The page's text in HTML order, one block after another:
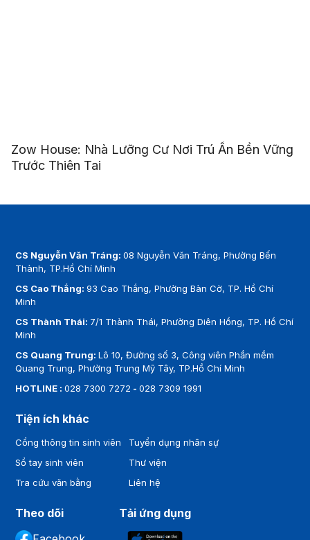
Zow House: Nhà Lưỡng Cư Nơi Trú Ẩn Bền Vững
Trước Thiên Tai
CS Nguyễn Văn Tráng:08 Nguyễn Văn Tráng, Phường Bến
Thành, TP.Hồ Chí Minh
CS Cao Thắng:93 Cao Thắng, Phường Bàn Cờ, TP. Hồ Chí
Minh
CS Thành Thái: 7/1 Thành Thái, Phường Diên Hồng, TP. Hồ Chí
Minh
CS Quang Trung:Lô 10, Đường số 3, Công viên Phần mềm
Quang Trung, Phường Trung Mỹ Tây, TP.Hồ Chí Minh
HOTLINE :028 7300 7272 -028 7309 1991
Tiện ích khác
Cổng thông tin sinh viên
Sổ tay sinh viên
Tra cứu văn bằng
Tuyển dụng nhân sự
Thư viện
Liên hệ
Theo dõi
Tải ứng dụng